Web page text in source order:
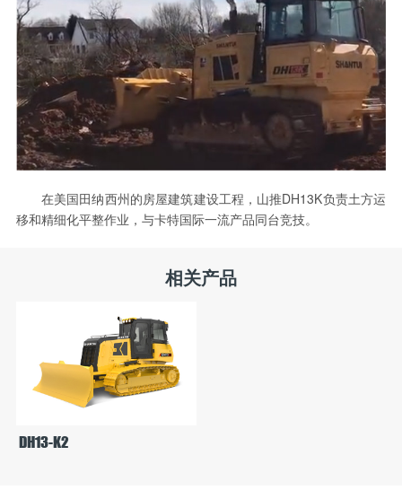
在美国田纳西州的房屋建筑建设工程，山推DH13K负责土方运
移和精细化平整作业，与卡特国际一流产品同台竞技。
相关产品
DH13-K2